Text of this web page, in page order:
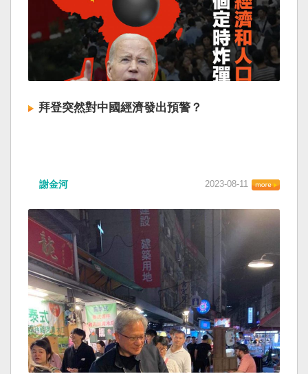
拜登突然對中國經濟發出預警？
謝金河 2023-08-11